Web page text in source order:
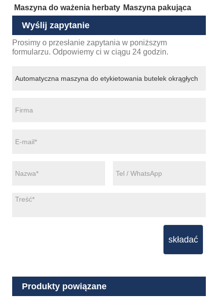
Maszyna do ważenia herbaty Maszyna pakująca
Wyślij zapytanie
Prosimy o przesłanie zapytania w poniższym
formularzu. Odpowiemy ci w ciągu 24 godzin.
składać
Produkty powiązane